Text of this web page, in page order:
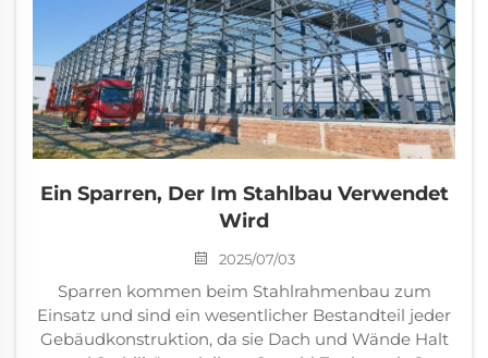
Ein Sparren, Der Im Stahlbau Verwendet
Wird
2025/07/03
Sparren kommen beim Stahlrahmenbau zum
Einsatz und sind ein wesentlicher Bestandteil jeder
Gebäudkonstruktion, da sie Dach und Wände Halt